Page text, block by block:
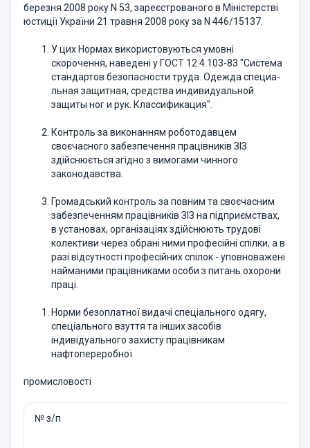
березня 2008 року N 53, зареєстрованого в Міністерстві
юстиції Украї­ни 21 травня 2008 року за N 446/15137.
У цих Нормах використовуються умовні
скорочення, наведені у ГОСТ 12.4.103-83 "Система
стандартов безопасности труда. Одежда специа­
льная защитная, средства индивидуальной
защиты ног и рук. Классифика­ция".
Контроль за виконанням роботодавцем
своєчасного забезпечення працівників ЗІЗ
здійснюється згідно з вимогами чинного
законодавства.
Громадський контроль за повним та своєчасним
забезпеченням працівників ЗІЗ на підприємствах,
в установах, організаціях здійснюють тру­дові
колективи через обрані ними професійні спілки, а в
разі відсутності професійних спілок - уповноважені
найманими працівниками особи з питань охорони
праці.
Норми безоплатної видачі спеціального одягу,
спеціального взуття та інших засобів
індивідуального захисту працівникам
нафтопереробної
промисловості
№ з/п